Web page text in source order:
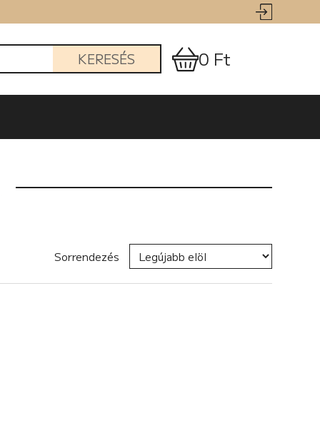
KERESÉS 0 Ft
Sorrendezés